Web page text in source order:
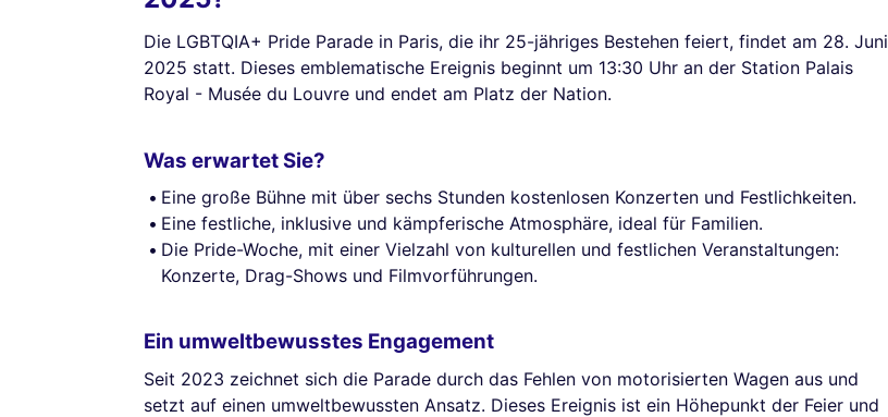
Die LGBTQIA+ Pride Parade in Paris, die ihr 25-jähriges Bestehen feiert, findet am 28. Juni
2025 statt. Dieses emblematische Ereignis beginnt um 13:30 Uhr an der Station Palais
Royal - Musée du Louvre und endet am Platz der Nation.
Was erwartet Sie?
Eine große Bühne mit über sechs Stunden kostenlosen Konzerten und Festlichkeiten.
Eine festliche, inklusive und kämpferische Atmosphäre, ideal für Familien.
Die Pride-Woche, mit einer Vielzahl von kulturellen und festlichen Veranstaltungen:
Konzerte, Drag-Shows und Filmvorführungen.
Ein umweltbewusstes Engagement
Seit 2023 zeichnet sich die Parade durch das Fehlen von motorisierten Wagen aus und
setzt auf einen umweltbewussten Ansatz. Dieses Ereignis ist ein Höhepunkt der Feier und